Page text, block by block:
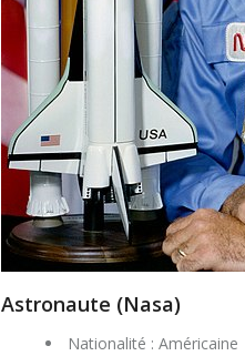
Astronaute (Nasa)
Nationalité : Américaine